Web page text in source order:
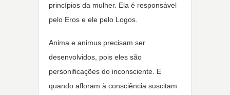
princípios da mulher. Ela é responsável
pelo Eros e ele pelo Logos.
Anima e animus precisam ser
desenvolvidos, pois eles são
personificações do inconsciente. E
quando afloram à consciência suscitam